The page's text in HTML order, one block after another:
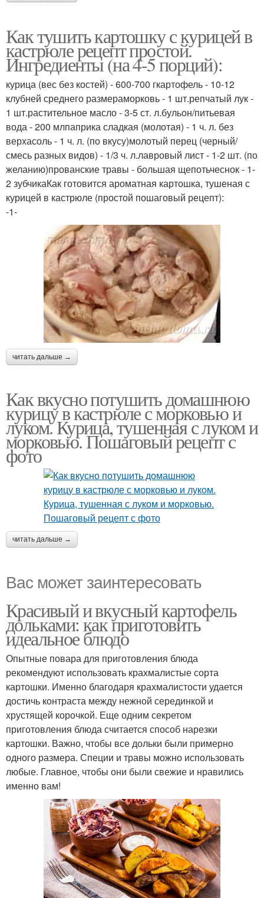
Как тушить картошку с курицей в
кастрюле рецепт простой.
Ингредиенты (на 4-5 порций):
курица (вес без костей) - 600-700 гкартофель - 10-12
клубней среднего размераморковь - 1 шт.репчатый лук -
1 шт.растительное масло - 3-5 ст. л.бульон/питьевая
вода - 200 млпаприка сладкая (молотая) - 1 ч. л. без
верхасоль - 1 ч. л. (по вкусу)молотый перец (черный/
смесь разных видов) - 1/3 ч. л.лавровый лист - 1-2 шт. (по
желанию)прованские травы - большая щепотьчеснок - 1-
2 зубчикаКак готовится ароматная картошка, тушеная с
курицей в кастрюле (простой пошаговый рецепт):
-1-
читать дальше →
Как вкусно потушить домашнюю
курицу в кастрюле с морковью и
луком. Курица, тушенная с луком и
морковью. Пошаговый рецепт с
фото
читать дальше →
Вас может заинтересовать
Красивый и вкусный картофель
дольками: как приготовить
идеальное блюдо
Опытные повара для приготовления блюда
рекомендуют использовать крахмалистые сорта
картошки. Именно благодаря крахмалистости удается
достичь контраста между нежной серединкой и
хрустящей корочкой. Еще одним секретом
приготовления блюда считается способ нарезки
картошки. Важно, чтобы все дольки были примерно
одного размера. Специи и травы можно использовать
любые. Главное, чтобы они были свежие и нравились
именно вам!